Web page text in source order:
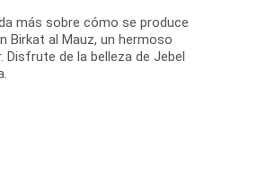
más sobre cómo se produce
Birkat al Mauz, un hermoso
de la belleza de Jebel